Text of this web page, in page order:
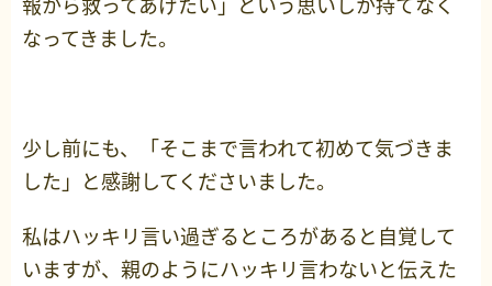
なってきました。
少し前にも、「そこまで言われて初めて気づきま
した」と感謝してくださいました。
私はハッキリ言い過ぎるところがあると自覚して
いますが、親のようにハッキリ言わないと伝えた